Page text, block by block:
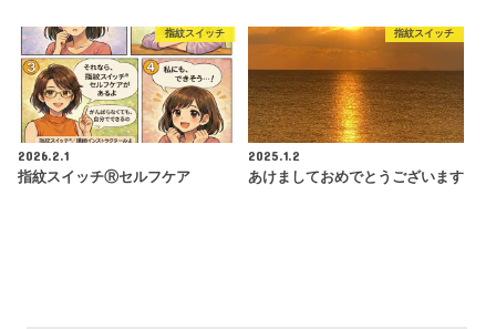
指紋スイッチ
2026.2.1
指紋スイッチⓇセルフケア
指紋スイッチ
2025.1.2
あけましておめでとうございます